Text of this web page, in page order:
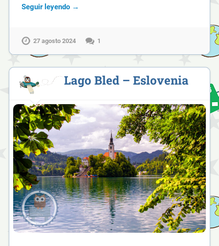
Seguir leyendo →
27 agosto 2024 1
Lago Bled – Eslovenia